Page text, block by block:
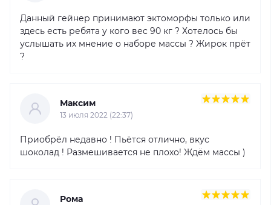
Данный гейнер принимают эктоморфы только или
здесь есть ребята у кого вес 90 кг ? Хотелось бы
услышать их мнение о наборе массы ? Жирок прёт
?
Максим
13 июля 2022 (22:37)
Приобрёл недавно ! Пьётся отлично, вкус
шоколад ! Размешивается не плохо! Ждём массы )
Рома